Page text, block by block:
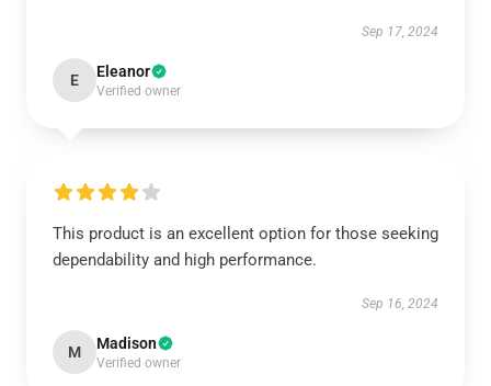
Sep 17, 2024
E Eleanor
Verified owner
This product is an excellent option for those seeking
dependability and high performance.
Sep 16, 2024
M Madison
Verified owner